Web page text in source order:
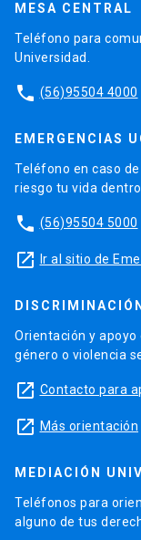
MESA CENTRAL
Teléfono para
Universidad.
phone (56)95504 4000
EMERGENCIAS
Teléfono en caso
riesgo tu vida
phone (56)95504 5000
launch Ir al sitio de
Orientación y
género o violencia
launch Contacto para
launch Más orientación
MEDIACIÓN
Teléfonos para
alguno de tus